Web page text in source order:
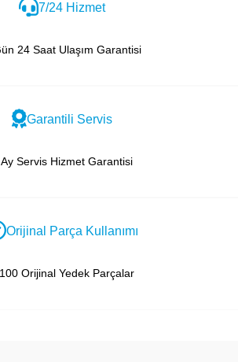
7/24 Hizmet
24 Saat Ulaşım Garantisi
Garantili Servis
Servis Hizmet Garantisi
Orijinal Parça Kullanımı
Orijinal Yedek Parçalar